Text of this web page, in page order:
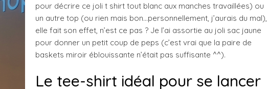
pour décrire ce joli t shirt tout blanc aux manches travaillées) ou
un autre top (ou rien mais bon…personnellement, j’aurais du mal),
elle fait son effet, n’est ce pas ? Je l’ai assortie au joli sac jaune
pour donner un petit coup de peps (c’est vrai que la paire de
baskets miroir éblouissante n’était pas suffisante ^^).
Le tee-shirt idéal pour se lancer